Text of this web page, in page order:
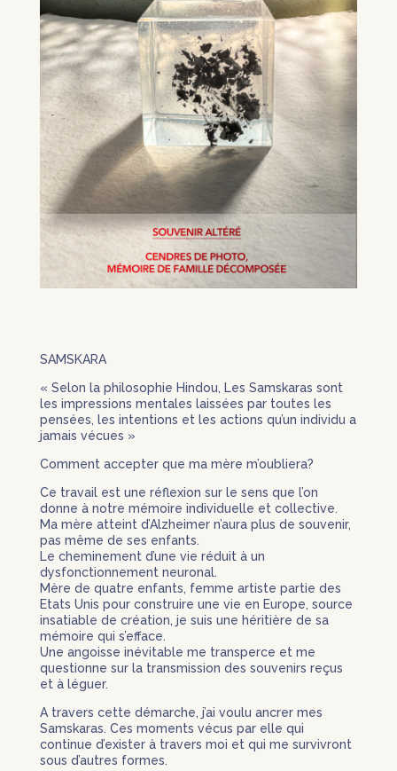
SAMSKARA
« Selon la philosophie Hindou, Les Samskaras sont
les impressions mentales laissées par toutes les
pensées, les intentions et les actions qu’un individu a
jamais vécues »
Comment accepter que ma mère m’oubliera?
Ce travail est une réflexion sur le sens que l’on
donne à notre mémoire individuelle et collective.
Ma mère atteint d’Alzheimer n’aura plus de souvenir,
pas même de ses enfants.
Le cheminement d’une vie réduit à un
dysfonctionnement neuronal.
Mère de quatre enfants, femme artiste partie des
Etats Unis pour construire une vie en Europe, source
insatiable de création, je suis une héritière de sa
mémoire qui s’efface.
Une angoisse inévitable me transperce et me
questionne sur la transmission des souvenirs reçus
et à léguer.
A travers cette démarche, j’ai voulu ancrer mes
Samskaras. Ces moments vécus par elle qui
continue d’exister à travers moi et qui me survivront
sous d’autres formes.